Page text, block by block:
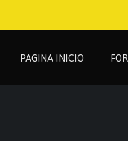
PAGINA INICIO